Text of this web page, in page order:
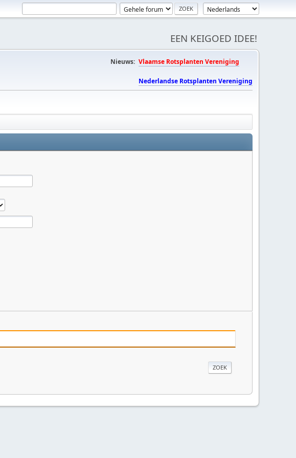
EEN KEIGOED IDEE!
Nieuws: Vlaamse Rotsplanten Vereniging
Nederlandse Rotsplanten Vereniging